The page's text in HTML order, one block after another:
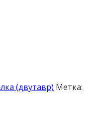
(двутавр) Метка: